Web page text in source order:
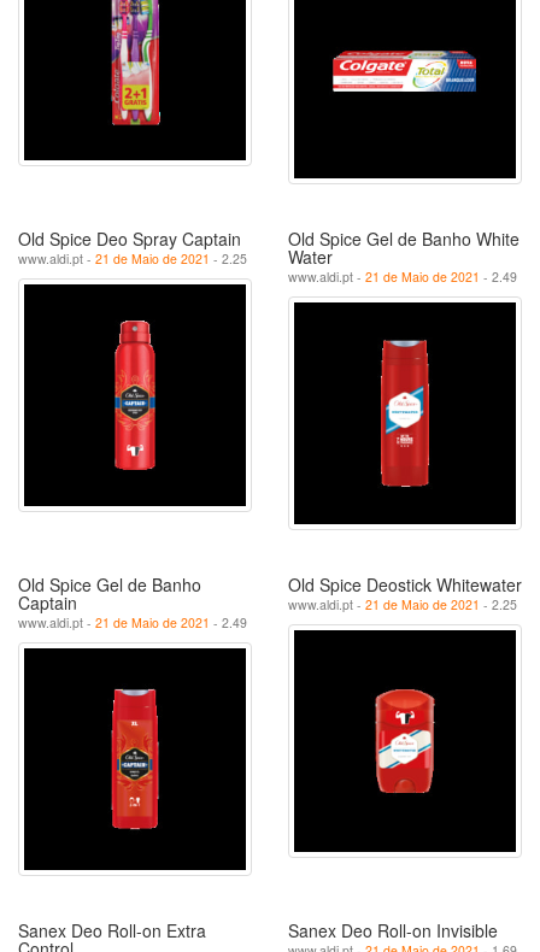
Old Spice Deo Spray Captain
www.aldi.pt - 21 de Maio de 2021 - 2.25
Old Spice Gel de Banho White
Water
www.aldi.pt - 21 de Maio de 2021 - 2.49
Old Spice Gel de Banho
Captain
www.aldi.pt - 21 de Maio de 2021 - 2.49
Old Spice Deostick Whitewater
www.aldi.pt - 21 de Maio de 2021 - 2.25
Sanex Deo Roll-on Extra Sanex Deo Roll-on Invisible